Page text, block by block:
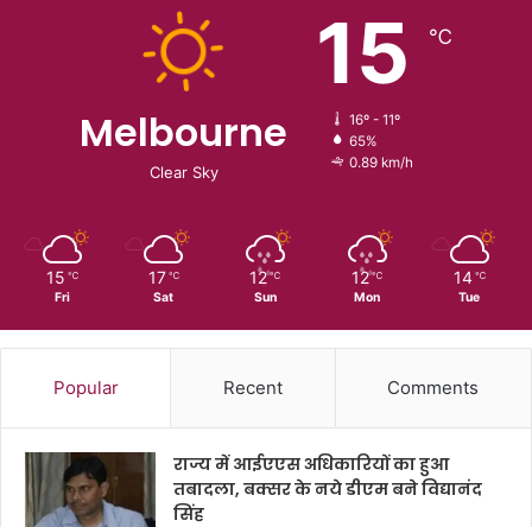
Melbourne
Clear Sky
15 ℃
16º - 11º
65%
0.89 km/h
15 ℃
Fri
17 ℃
Sat
12 ℃
Sun
12 ℃
Mon
14 ℃
Tue
Popular Recent Comments
राज्य में आईएएस अधिकारियों का हुआ
तबादला, बक्सर के नये डीएम बने विद्यानंद
सिंह